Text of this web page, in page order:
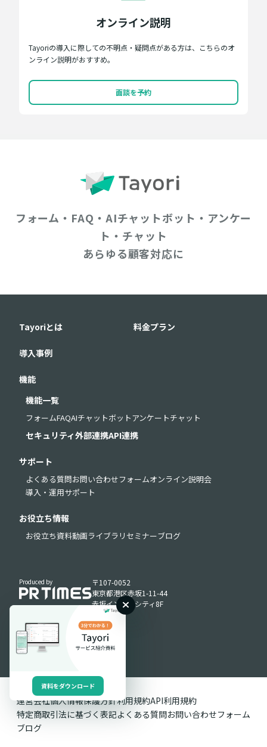
オンライン説明
Tayoriの導入に際しての不明点・疑問点がある方は、こちらのオ
ンライン説明がおすすめ。
面談を予約
フォーム・FAQ・AIチャットボット・アンケー
ト・チャット
あらゆる顧客対応に
Tayoriとは 料金プラン
導入事例
機能
機能一覧
フォームFAQAIチャットボットアンケートチャット
セキュリティ外部連携API連携
サポート
よくある質問お問い合わせフォームオンライン説明会
導入・運用サポート
お役立ち情報
お役立ち資料動画ライブラリ セミナーブログ
Produced by
〒107-0052
東京都港区赤坂1-11-44
赤坂インターシティ8F
運営会社個人情報保護方針利用規約API利用規約
特定商取引法に基づく表記よくある質問お問い合わせフォーム
ブログ
資料をダウンロード